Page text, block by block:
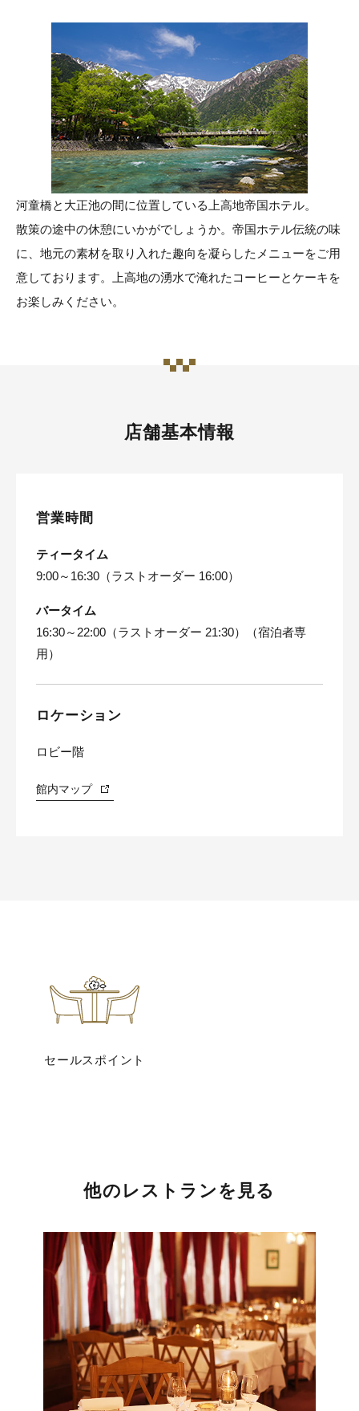
河童橋と大正池の間に位置している上高地帝国ホテル。
散策の途中の休憩にいかがでしょうか。帝国ホテル伝統の味
に、地元の素材を取り入れた趣向を凝らしたメニューをご用
意しております。上高地の湧水で淹れたコーヒーとケーキを
お楽しみください。
店舗基本情報
営業時間
ティータイム
9:00～16:30（ラストオーダー 16:00）
バータイム
16:30～22:00（ラストオーダー 21:30）（宿泊者専
用）
ロケーション
ロビー階
館内マップ
セールスポイント
他のレストランを見る